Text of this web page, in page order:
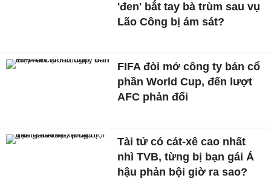
'đen' bắt tay bà trùm sau vụ
Lão Công bị ám sát?
FIFA đòi mở công ty bán cổ
phần World Cup, đến lượt
AFC phản đối
Tài tử có cát-xê cao nhất
nhì TVB, từng bị bạn gái Á
hậu phản bội giờ ra sao?